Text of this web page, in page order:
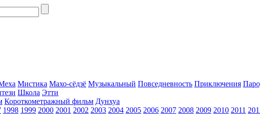
Мистика Махо-сёдзё Музыкальный Повседневность Приключения
Школа Этти
Короткометражный фильм Дунхуа
1998 1999 2000 2001 2002 2003 2004 2005 2006 2007 2008 2009 2010 2011